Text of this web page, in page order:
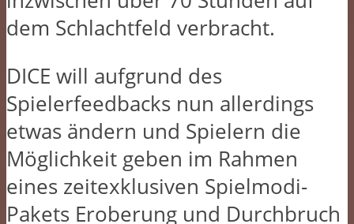
dem Schlachtfeld verbracht.
DICE will aufgrund des
Spielerfeedbacks nun allerdings
etwas ändern und Spielern die
Möglichkeit geben im Rahmen
eines zeitexklusiven Spielmodi-
Pakets Eroberung und Durchbruch